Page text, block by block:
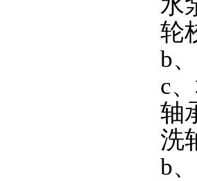
轮
b
c
轴
洗
b